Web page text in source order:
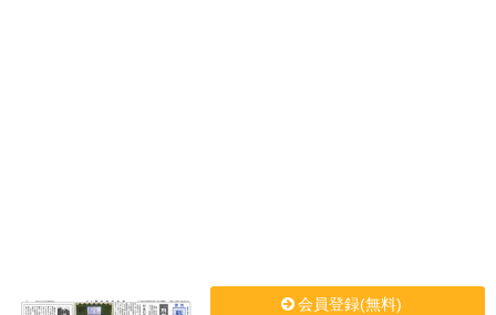
会員登録(無料)